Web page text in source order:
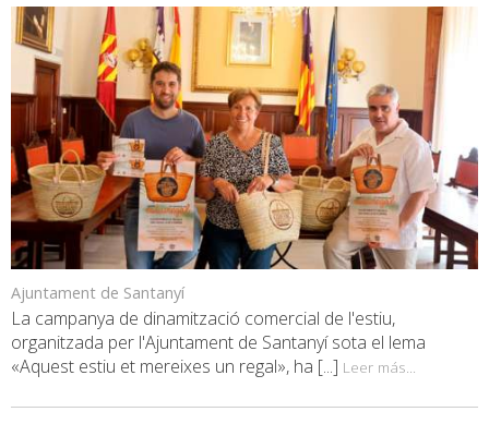
Ajuntament de Santanyí
La campanya de dinamització comercial de l'estiu,
organitzada per l'Ajuntament de Santanyí sota el lema
«Aquest estiu et mereixes un regal», ha [...] Leer más...